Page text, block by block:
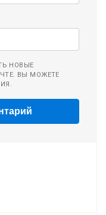
НОВЫЕ
ВЫ МОЖЕТЕ